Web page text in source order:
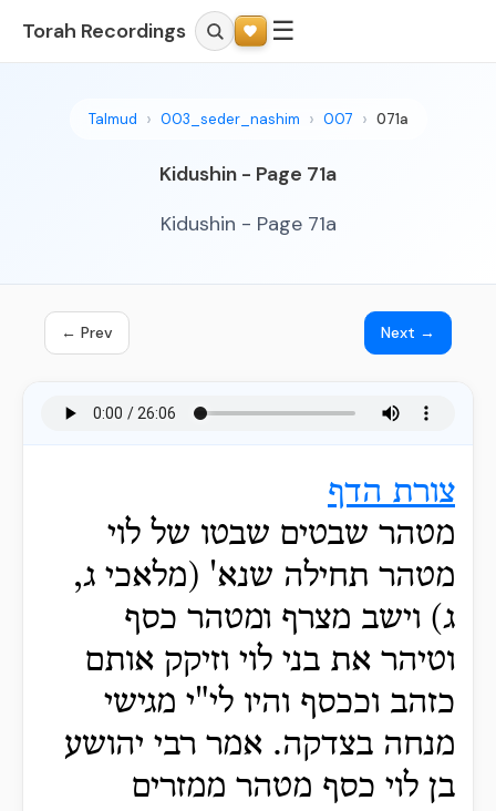
Torah Recordings ☰
Talmud 003_seder_nashim 007 071a
Kidushin - Page 71a
Kidushin - Page 71a
← Prev Next →
צורת הדף
מטהר שבטים שבטו של לוי
מטהר תחילה שנא' (מלאכי ג,
ג) וישב מצרף ומטהר כסף
וטיהר את בני לוי וזיקק אותם
כזהב וככסף והיו לי"י מגישי
מנחה בצדקה. אמר רבי יהושע
בן לוי כסף מטהר ממזרים